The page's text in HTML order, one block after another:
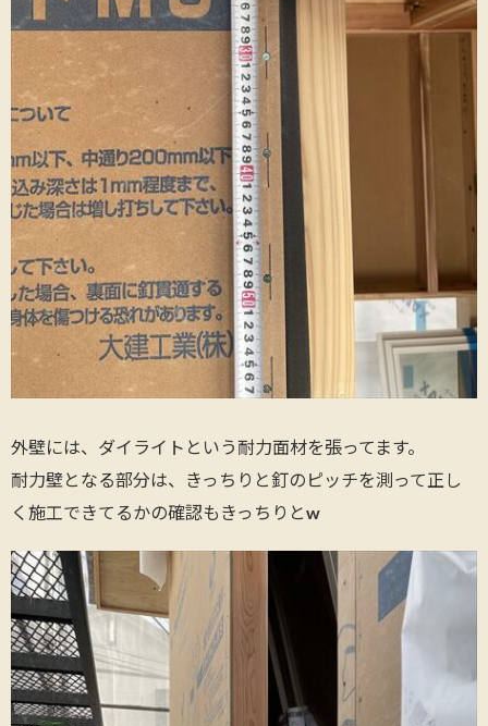
外壁には、ダイライトという耐力面材を張ってます。
耐力壁となる部分は、きっちりと釘のピッチを測って正し
く施工できてるかの確認もきっちりとw